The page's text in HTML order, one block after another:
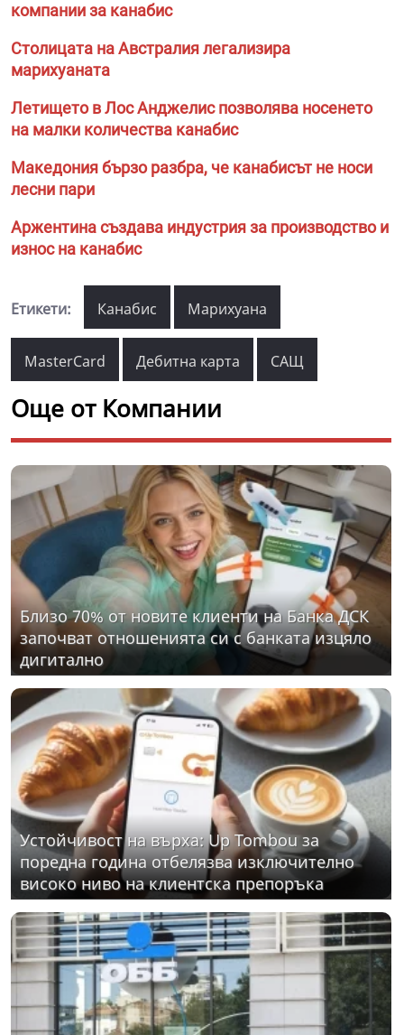
компании за канабис
Столицата на Австралия легализира
марихуаната
Летището в Лос Анджелис позволява носенето
на малки количества канабис
Македония бързо разбра, че канабисът не носи
лесни пари
Аржентина създава индустрия за производство и
износ на канабис
Етикети: Канабис Марихуана
MasterCard Дебитна карта САЩ
Още от Компании
Близо 70% от новите клиенти на Банка ДСК
започват отношенията си с банката изцяло
дигитално
Устойчивост на върха: Up Tombou за
поредна година отбелязва изключително
високо ниво на клиентска препоръка